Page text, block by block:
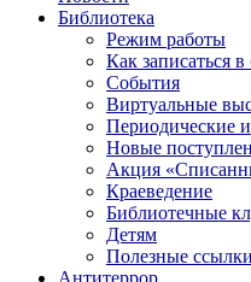
Библиотека
Режим работы
Как записаться
События
Виртуальные
Периодические
Новые
Акция
Краеведение
Библиотечные
Детям
Полезные ссылки
Антитеррор